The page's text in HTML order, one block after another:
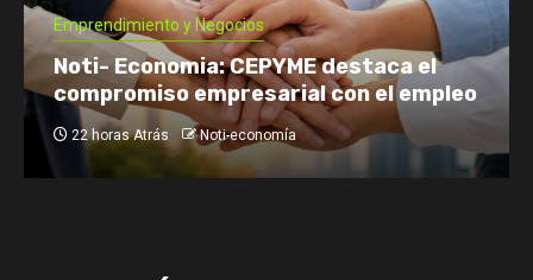
Finanzas: Noticias y Consejos Inversiones
Tomás Rebord EN VIVO: dónde verlo, a
qué hora y por qué es tendencia
2 días Atrás Noti-economía